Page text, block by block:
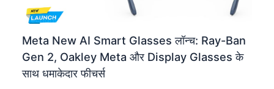
Meta New AI Smart Glasses लॉन्च: Ray-Ban
Gen 2, Oakley Meta और Display Glasses के
साथ धमाकेदार फीचर्स